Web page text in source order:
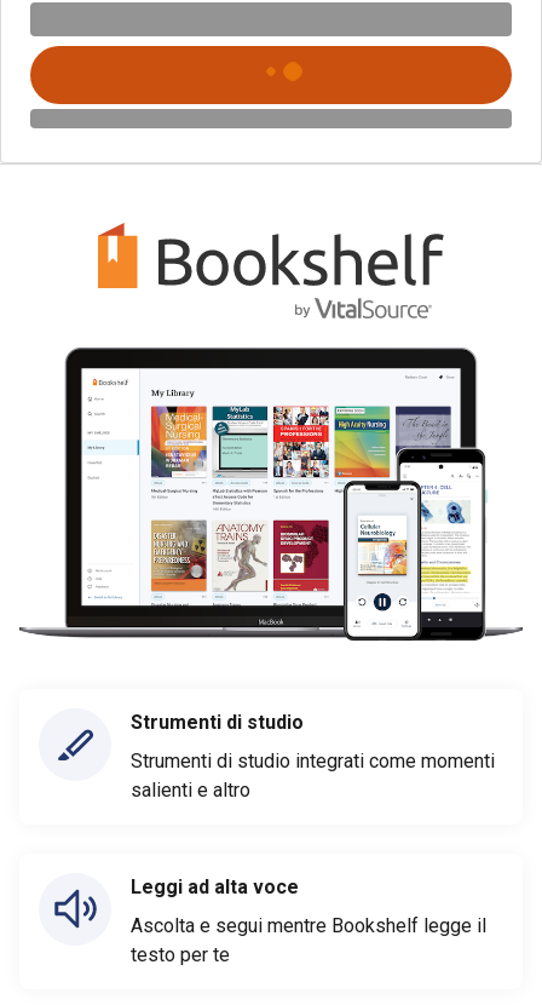
Strumenti di studio
Strumenti di studio integrati come momenti
salienti e altro
Leggi ad alta voce
Ascolta e segui mentre Bookshelf legge il
testo per te